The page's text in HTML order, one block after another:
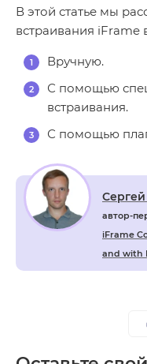
В этой статье мы
встраивания iFrame
Вручную.
С помощью
встраивания.
С помощью
автор-
iFrame
and with